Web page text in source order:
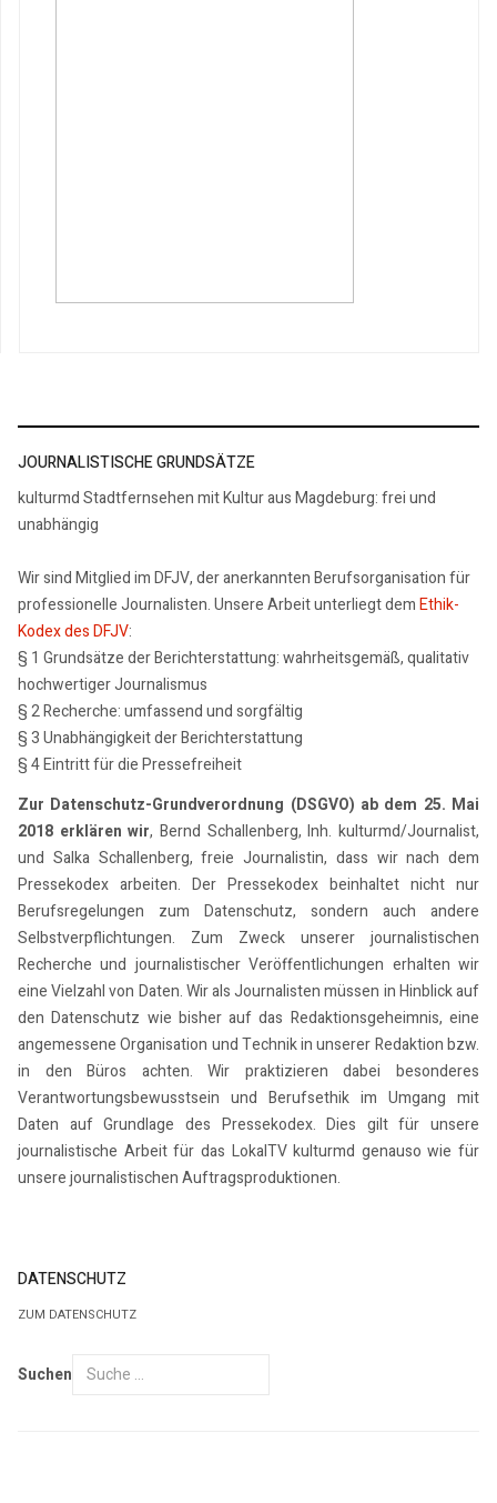
JOURNALISTISCHE GRUNDSÄTZE
kulturmd Stadtfernsehen mit Kultur aus Magdeburg: frei und
unabhängig
Wir sind Mitglied im DFJV, der anerkannten Berufsorganisation für
professionelle Journalisten. Unsere Arbeit unterliegt demEthik-
Kodex des DFJV:
§ 1 Grundsätze der Berichterstattung: wahrheitsgemäß, qualitativ
hochwertiger Journalismus
§ 2 Recherche: umfassend und sorgfältig
§ 3 Unabhängigkeit der Berichterstattung
§ 4 Eintritt für die Pressefreiheit
Zur Datenschutz-Grundverordnung (DSGVO) ab dem 25. Mai
2018 erklären wir, Bernd Schallenberg, Inh. kulturmd/Journalist,
und Salka Schallenberg, freie Journalistin, dass wir nach dem
Pressekodex arbeiten. Der Pressekodex beinhaltet nicht nur
Berufsregelungen zum Datenschutz, sondern auch andere
Selbstverpflichtungen. Zum Zweck unserer journalistischen
Recherche und journalistischer Veröffentlichungen erhalten wir
eine Vielzahl von Daten. Wir als Journalisten müssen in Hinblick auf
den Datenschutz wie bisher auf das Redaktionsgeheimnis, eine
angemessene Organisation und Technik in unserer Redaktion bzw.
in den Büros achten. Wir praktizieren dabei besonderes
Verantwortungsbewusstsein und Berufsethik im Umgang mit
Daten auf Grundlage des Pressekodex. Dies gilt für unsere
journalistische Arbeit für das LokalTV kulturmd genauso wie für
unsere journalistischen Auftragsproduktionen.
DATENSCHUTZ
ZUM DATENSCHUTZ
Suchen